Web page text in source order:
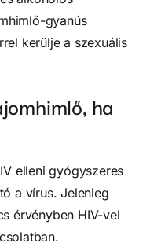
gyanús
kerülje a szexuális
ha
elleni gyógyszeres
a vírus. Jelenleg
érvényben HIV-vel